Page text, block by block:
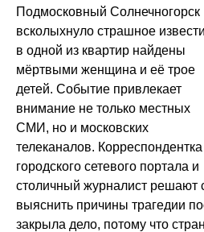
Подмосковный Солнечногорск
всколыхнуло страшное
в одной из квартир найдены
мёртвыми женщина и её трое
детей. Событие привлекает
внимание не только местных
СМИ, но и московских
телеканалов. Корреспондентка
городского сетевого портала и
столичный журналист решают
выяснить причины трагедии
закрыла дело, потому что